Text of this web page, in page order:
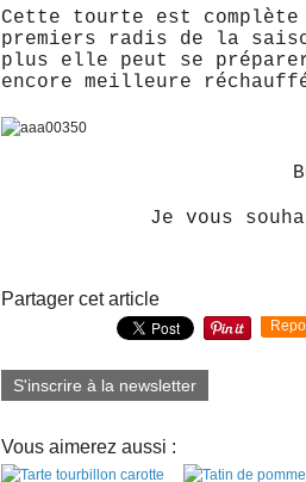
Cette tourte est
premiers radis de la
plus elle peut se
encore meilleure
Je vous
Partager cet article
S'inscrire à la newsletter
Vous aimerez aussi :